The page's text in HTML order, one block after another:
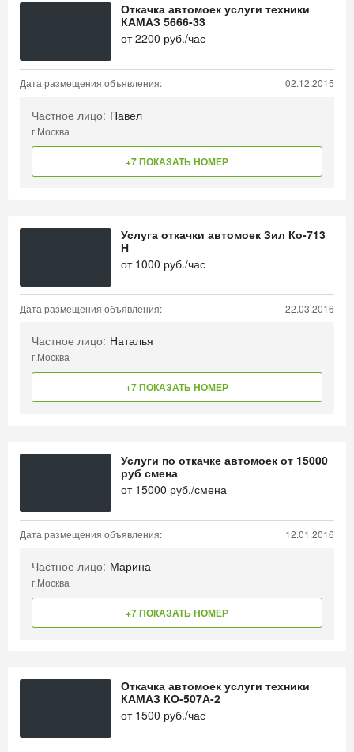
Откачка автомоек услуги техники
КАМАЗ 5666-33
от2200 руб./час
Дата размещения объявления: 02.12.2015
Частное лицо: Павел
г.Москва
+7 ПОКАЗАТЬ НОМЕР
Услуга откачки автомоек Зил Ко-713
Н
от 1000 руб./час
Дата размещения объявления: 22.03.2016
Частное лицо: Наталья
г.Москва
+7 ПОКАЗАТЬ НОМЕР
Услуги по откачке автомоек от 15000
руб смена
от 15000 руб./смена
Дата размещения объявления: 12.01.2016
Частное лицо: Марина
г.Москва
+7 ПОКАЗАТЬ НОМЕР
Откачка автомоек услуги техники
КАМАЗ КО-507А-2
от 1500 руб./час